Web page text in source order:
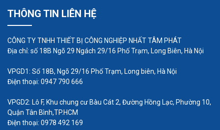
đảm bảo.Máy thổi khí con sò là dòng máy có
được thiết kế nguyên bộ gồm có motor và
THÔNG TIN LIÊN HỆ
CÔNG TY TNHH THIẾT BỊ CÔNG NGHIỆP NHẤT TÂM PHÁT
Địa chỉ: số 18B Ngõ 29 Ngách 29/16 Phố Trạm, Long Biên, Hà Nội
VPGD1: Số 18B, Ngõ 29/16 Phố Trạm, Long biên, Hà Nội
Điện thoại: 0947 790 666
VPGD2: Lô F, Khu chung cư Bàu Cát 2, Đường Hồng Lạc, Phường 10,
Quận Tân Bình,TP.HCM
Điện thoại: 0978 492 169